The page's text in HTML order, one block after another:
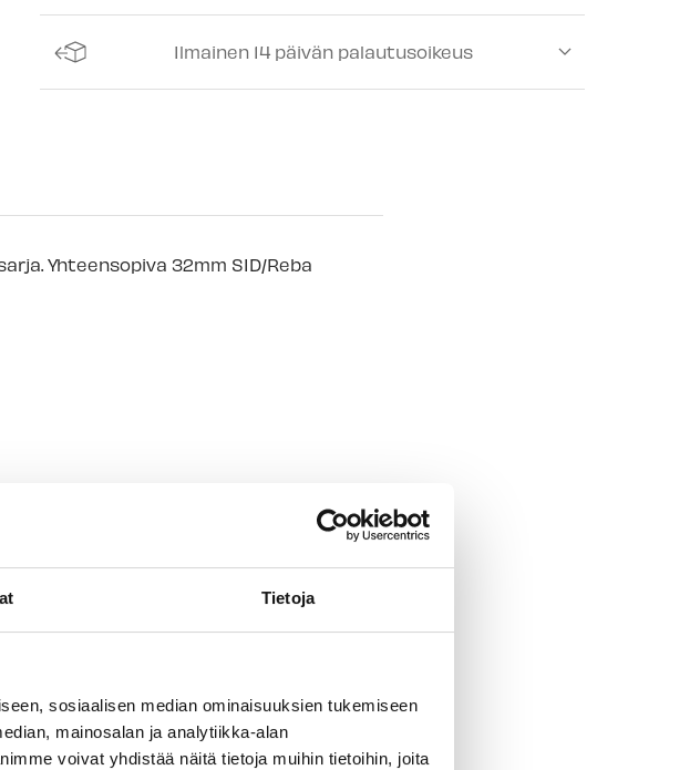
Tietoja
sosiaalisen median ominaisuuksien tukemiseen
mainosalan ja analytiikka-alan
voivat yhdistää näitä tietoja muihin tietoihin, joita
Ilmainen 14 päivän palautusoikeus
Yhteensopiva 32mm SID/Reba
tuotteesta